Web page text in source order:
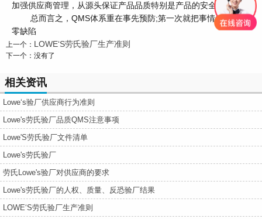
加强供应商管理，从源头保证产品品质特别是产品的安全性指标。
总而言之， QMS体系重在事先预防;第一次就把事情做对;实现
零缺陷
上一个： LOWE‘S劳氏验厂生产准则
下一个：没有了
相关资讯
Lowe‘s验厂供应商行为准则
Lowe's劳氏验厂品质QMS注意事项
Lowe'S劳氏验厂文件清单
Lowe's劳氏验厂
劳氏Lowe's验厂对供应商的要求
Lowe's劳氏验厂的人权、质量、反恐验厂结果
LOWE‘S劳氏验厂生产准则